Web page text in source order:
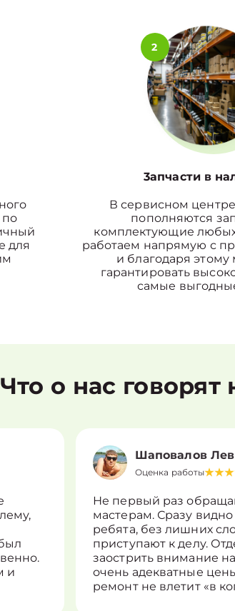
по
для
2
3апчасти в
В сервисном
пополняются
комплектующие
работаем напрямую с
и благодаря
гарантировать
самые
Что о нас
и
Шаповалов Лев
Оценка работы
Не первый раз
мастерам. Сразу
ребята, без лишних
приступают к делу.
заострить внимание
очень адекватные
ремонт не влетит «в